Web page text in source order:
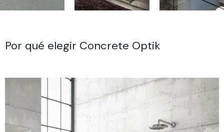
Por qué elegir Concrete Optik